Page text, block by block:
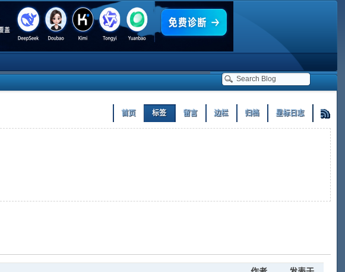
首页 标签 留言 边栏 归档 星标日志